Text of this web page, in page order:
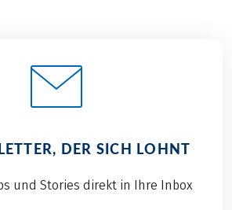
DER SICH LOHNT
und Stories direkt in Ihre Inbox